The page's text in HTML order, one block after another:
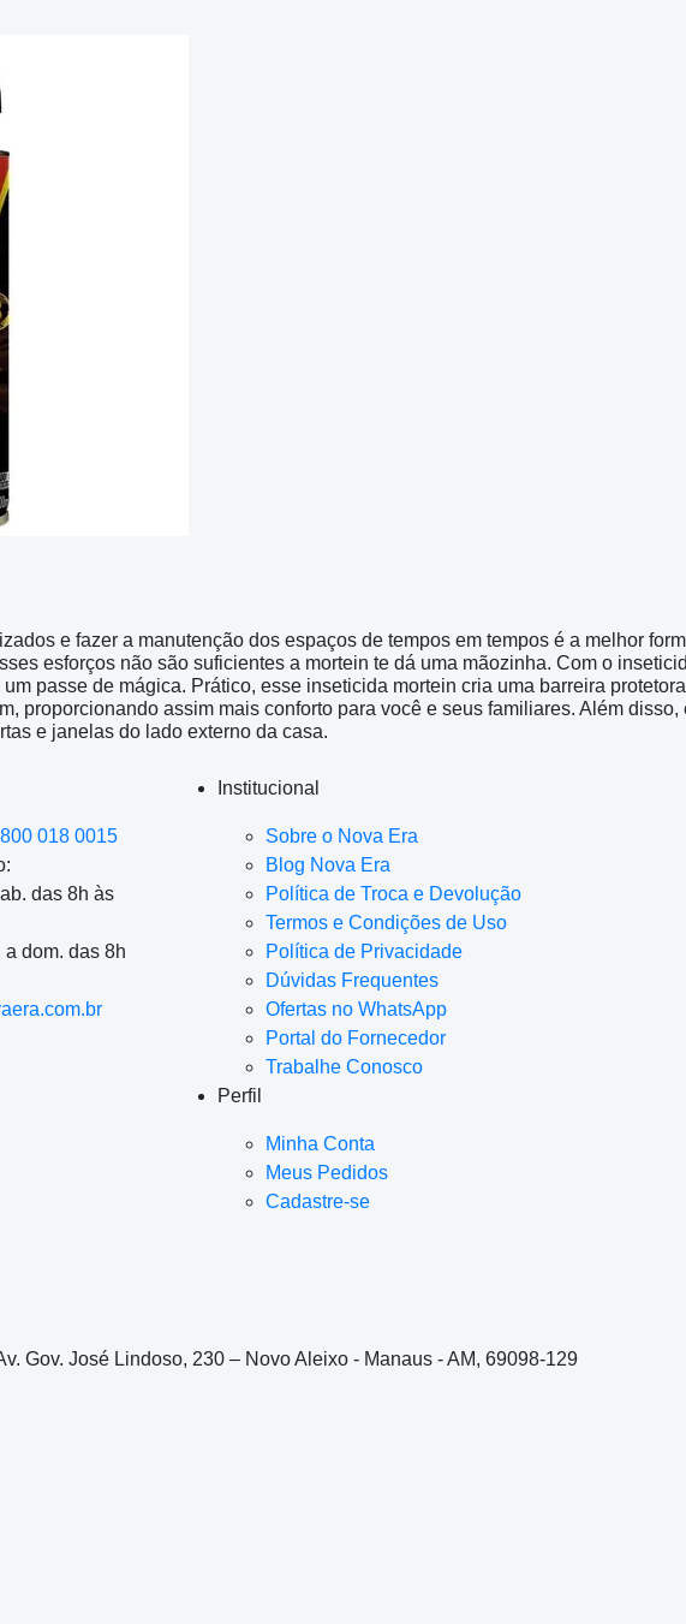
e fazer a manutenção dos espaços de tempos em tempos é a melhor
esforços não são suficientes a mortein te dá uma mãozinha. Com o
passe de mágica. Prático, esse inseticida mortein cria uma barreira
proporcionando assim mais conforto para você e seus familiares. Além disso,
e janelas do lado externo da casa.
018 0015
das 8h às
a dom. das 8h
Institucional
Sobre o Nova Era
Blog Nova Era
Política de Troca e Devolução
Termos e Condições de Uso
Política de Privacidade
Dúvidas Frequentes
Ofertas no WhatsApp
Portal do Fornecedor
Trabalhe Conosco
Perfil
Minha Conta
Meus Pedidos
Cadastre-se
Gov. José Lindoso, 230 – Novo Aleixo - Manaus - AM, 69098-129